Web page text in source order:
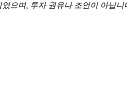
으며, 투자 권유나 조언이 아닙